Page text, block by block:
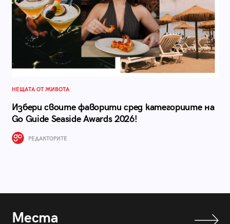
НЕЩАТА ОТ ЖИВОТА
Избери своите фаворити сред категориите на
Go Guide Seaside Awards 2026!
РЕДАКТОРИТЕ
Места